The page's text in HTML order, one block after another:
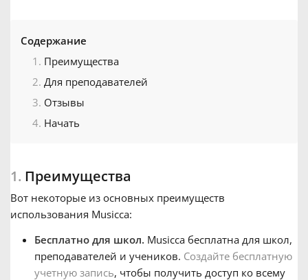
हिन्दी
日本語
Содержание
Преимущества
Для преподавателей
Отзывы
Начать
1. Преимущества
Вот некоторые из основных преимуществ
использования Musicca:
Бесплатно для школ. Musicca бесплатна для школ,
преподавателей и учеников. Создайте бесплатную
учетную запись, чтобы получить доступ ко всему